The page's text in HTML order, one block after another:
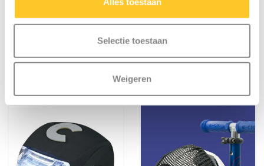
Selectie toestaan
Weigeren
€7,95 €10,95